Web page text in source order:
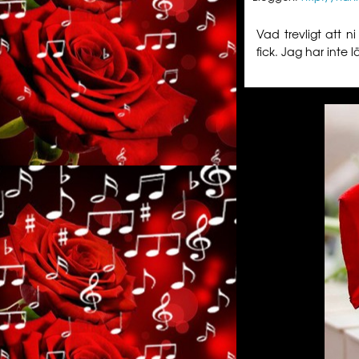
Vad trevligt att
fick. Jag har inte